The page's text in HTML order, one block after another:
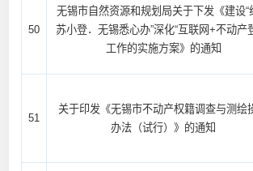
50
无锡市自然资源和规划局关于下发《建设“
苏小登．无锡悉心办”深化“互联网+不动产
工作的实施方案》的通知
51
关于印发《无锡市不动产权籍调查与测绘
办法（试行）》的通知